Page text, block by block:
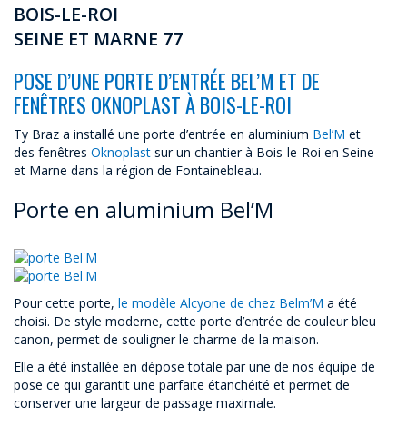
BOIS-LE-ROI
SEINE ET MARNE 77
POSE D’UNE PORTE D’ENTRÉE BEL’M ET DE
FENÊTRES OKNOPLAST À BOIS-LE-ROI
Ty Braz a installé une porte d’entrée en aluminium Bel’M et
des fenêtres Oknoplast sur un chantier à Bois-le-Roi en Seine
et Marne dans la région de Fontainebleau.
Porte en aluminium Bel’M
Pour cette porte, le modèle Alcyone de chez Belm’M a été
choisi. De style moderne, cette porte d’entrée de couleur bleu
canon, permet de souligner le charme de la maison.
Elle a été installée en dépose totale par une de nos équipe de
pose ce qui garantit une parfaite étanchéité et permet de
conserver une largeur de passage maximale.